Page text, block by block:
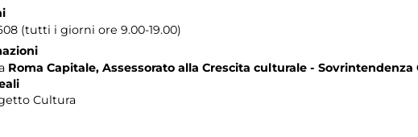
(tutti i giorni ore 9.00-19.00)
Roma Capitale, Assessorato alla Crescita culturale -
Cultura